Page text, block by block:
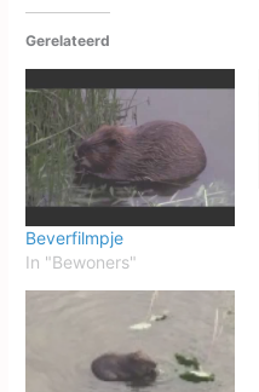
Gerelateerd
Beverfilmpje
In "Bewoners"